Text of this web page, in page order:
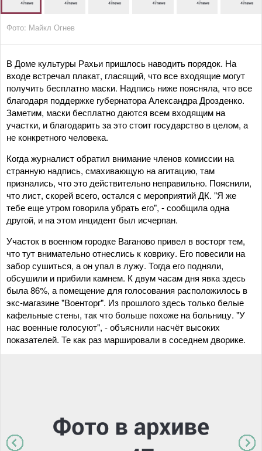
Фото: Майкл Огнев
В Доме культуры Рахьи пришлось наводить порядок. На
входе встречал плакат, гласящий, что все входящие могут
получить бесплатно маски. Надпись ниже поясняла, что все
благодаря поддержке губернатора Александра Дрозденко.
Заметим, маски бесплатно даются всем входящим на
участки, и благодарить за это стоит государство в целом, а
не конкретного человека.
Когда журналист обратил внимание членов комиссии на
странную надпись, смахивающую на агитацию, там
признались, что это действительно неправильно. Пояснили,
что лист, скорей всего, остался с мероприятий ДК. "Я же
тебе еще утром говорила убрать его", - сообщила одна
другой, и на этом инцидент был исчерпан.
Участок в военном городке Ваганово привел в восторг тем,
что тут внимательно отнеслись к коврику. Его повесили на
забор сушиться, а он упал в лужу. Тогда его подняли,
обсушили и прибили камнем. К двум часам дня явка здесь
была 86%, а помещение для голосования расположилось в
экс-магазине "Военторг". Из прошлого здесь только белые
кафельные стены, так что больше похоже на больницу. "У
нас военные голосуют", - объяснили насчёт высоких
показателей. Те как раз маршировали в соседнем дворике.